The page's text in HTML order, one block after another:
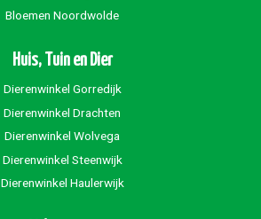
Bloemen Noordwolde
Huis, Tuin en Dier
Dierenwinkel Gorredijk
Dierenwinkel Drachten
Dierenwinkel Wolvega
Dierenwinkel Steenwijk
Dierenwinkel Haulerwijk